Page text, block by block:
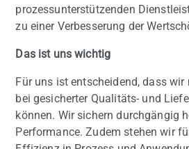
prozessunterstützenden
zu einer Verbesserung der
Das ist uns wichtig
Für uns ist entscheidend, dass
bei gesicherter Qualitäts- und
können. Wir sichern durchgängig
Performance. Zudem stehen wir